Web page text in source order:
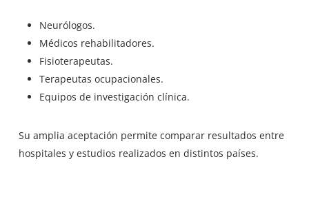
Neurólogos.
Médicos rehabilitadores.
Fisioterapeutas.
Terapeutas ocupacionales.
Equipos de investigación clínica.
Su amplia aceptación permite comparar resultados entre
hospitales y estudios realizados en distintos países.